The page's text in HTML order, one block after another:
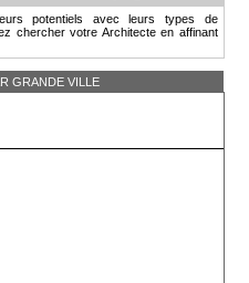
potentiels avec leurs types de
chercher votre Architecte en affinant
GRANDE VILLE